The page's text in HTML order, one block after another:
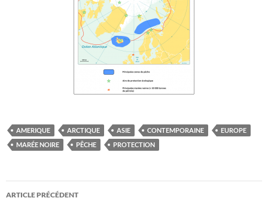
AMERIQUE ARCTIQUE ASIE CONTEMPORAINE
EUROPE
MARÉE NOIRE
PÊCHE PROTECTION
Navigation
ARTICLE PRÉCÉDENT